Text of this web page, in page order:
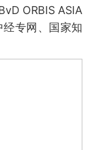
ORBIS ASIA
经专网、国家知